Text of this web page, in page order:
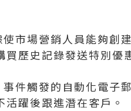
使市場營銷人員能夠創
歷史記錄發送特別優
件觸發的自動化電子
躍後跟進潛在客戶。